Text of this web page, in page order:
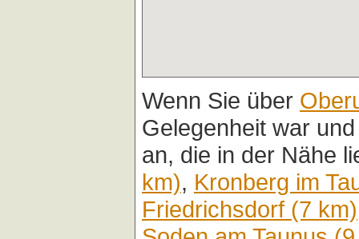
Wenn Sie über
Gelegenheit war
an, die in der Nähe
km), Kronberg im
Friedrichsdorf (7 km)